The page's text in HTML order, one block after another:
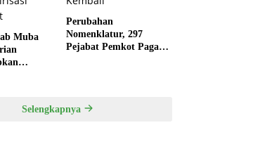
Muba
Perubahan
Nomenklatur, 297
Pejabat Pemkot Pagar
Selengkapnya